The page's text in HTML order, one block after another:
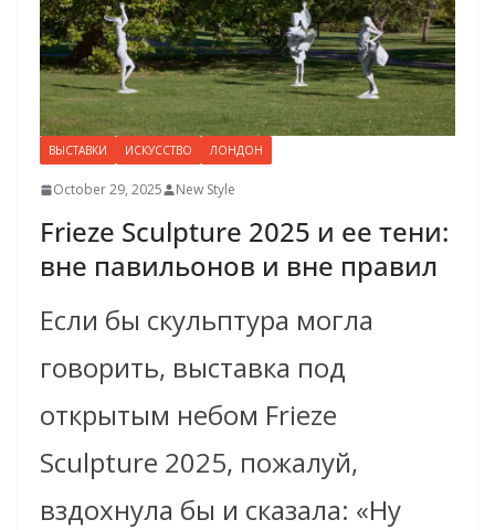
ВЫСТАВКИ ИСКУССТВО ЛОНДОН
October 29, 2025 New Style
Frieze Sculpture 2025 и ее тени:
вне павильонов и вне правил
Если бы скульптура могла
говорить, выставка под
открытым небом Frieze
Sculpture 2025, пожалуй,
вздохнула бы и сказала: «Ну